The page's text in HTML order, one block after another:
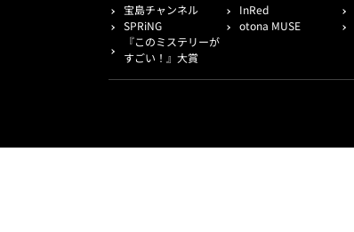
宝島チャンネル InRed
SPRiNG
otona MUSE
『このミステリーが
すごい！』大賞